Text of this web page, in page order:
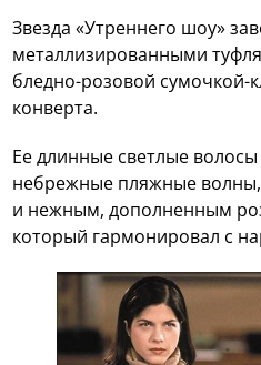
Звезда «Утреннего шоу»
металлизированными
бледно-розовой сумочкой-
конверта.
Ее длинные светлые
небрежные пляжные
и нежным, дополненным
который гармонировал с